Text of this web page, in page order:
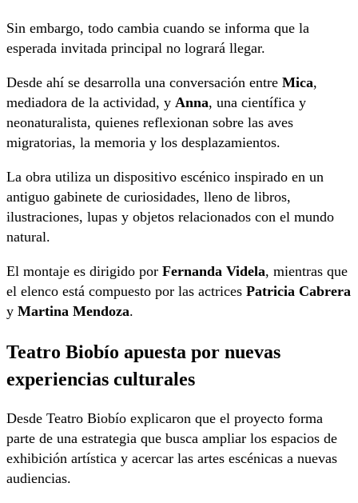
Sin embargo, todo cambia cuando se informa que la
esperada invitada principal no logrará llegar.
Desde ahí se desarrolla una conversación entre Mica,
mediadora de la actividad, y Anna, una científica y
neonaturalista, quienes reflexionan sobre las aves
migratorias, la memoria y los desplazamientos.
La obra utiliza un dispositivo escénico inspirado en un
antiguo gabinete de curiosidades, lleno de libros,
ilustraciones, lupas y objetos relacionados con el mundo
natural.
El montaje es dirigido por Fernanda Videla, mientras que
el elenco está compuesto por las actrices Patricia Cabrera
y Martina Mendoza.
Teatro Biobío apuesta por nuevas
experiencias culturales
Desde Teatro Biobío explicaron que el proyecto forma
parte de una estrategia que busca ampliar los espacios de
exhibición artística y acercar las artes escénicas a nuevas
audiencias.